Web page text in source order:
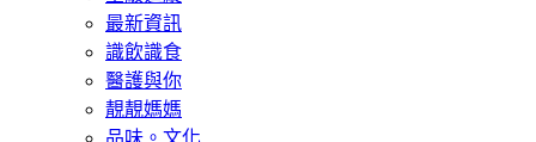
最新資訊
識飲識食
醫護與你
靚靚媽媽
品味。文化